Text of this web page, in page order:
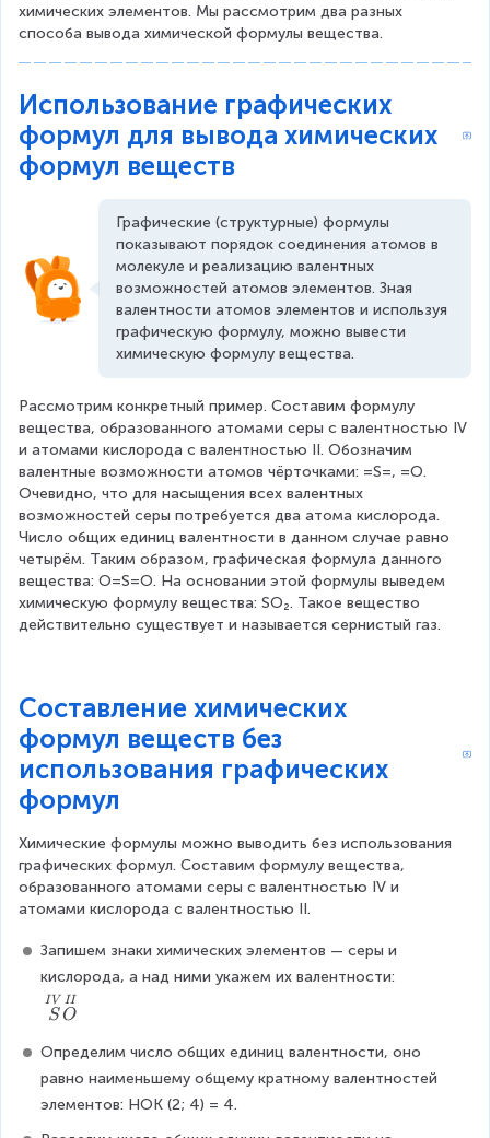
химических элементов. Мы рассмотрим два разных
способа вывода химической формулы вещества.
Использование графических
формул для вывода химических
формул веществ
Графические (структурные) формулы
показывают порядок соединения атомов в
молекуле и реализацию валентных
возможностей атомов элементов. Зная
валентности атомов элементов и используя
графическую формулу, можно вывести
химическую формулу вещества.
Рассмотрим конкретный пример. Составим формулу
вещества, образованного атомами серы с валентностью IV
и атомами кислорода с валентностью II. Обозначим
валентные возможности атомов чёрточками: =S=, =O.
Очевидно, что для насыщения всех валентных
возможностей серы потребуется два атома кислорода.
Число общих единиц валентности в данном случае равно
четырём. Таким образом, графическая формула данного
вещества: О=S=О. На основании этой формулы выведем
химическую формулу вещества: SO₂. Такое вещество
действительно существует и называется сернистый газ.
Составление химических
формул веществ без
использования графических
формул
Химические формулы можно выводить без использования
графических формул. Составим формулу вещества,
образованного атомами серы с валентностью IV и
атомами кислорода с валентностью II.
Запишем знаки химических элементов — серы и
кислорода, а над ними укажем их валентности:
\
o
v
r
s
S
IV
O
II
Определим число общих единиц валентности, оно
равно наименьшему общему кратному валентностей
элементов: НОК (2; 4) = 4.